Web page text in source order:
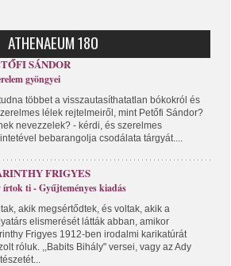
ATHENAEUM 180
SÁNDOR
gyöngyei
többet a visszautasíthatatlan bókokról és
lélek rejtelmeiről, mint Petőfi Sándor?
nevezzelek? - kérdi, és szerelmes
bebarangolja csodálata tárgyát....
FRIGYES
írtok ti - Gyűjteményes kiadás
akik megsértődtek, és voltak, akik a
elismerését látták abban, amikor
Frigyes 1912-ben irodalmi karikatúrát
róluk. ,,Babits Bihály" versei, vagy az Ady